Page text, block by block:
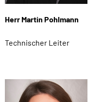
Herr Martin Pohlmann
Technischer Leiter